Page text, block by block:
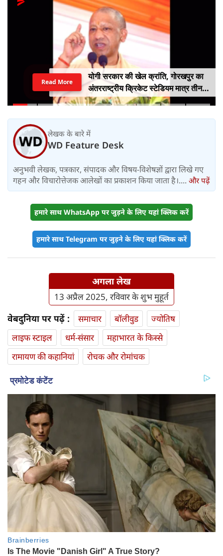
योगी सरकार की खेल क्रांति, गोरखपुर का
अंतरराष्ट्रीय क्रिकेट स्टेडियम मात्र तीन
महीने में लगभग 20% तैयार
Read More
लेखक के बारे में
WD Feature Desk
अनुभवी लेखक, पत्रकार, संपादक और विषय-विशेषज्ञों द्वारा लिखे गए
गहन और विचारोत्तेजक आलेखों का प्रकाशन किया जाता है।.... और पढ़ें
हमारे साथ WhatsApp पर जुड़ने के लिए यहां क्लिक करें
हमारे साथ Telegram पर जुड़ने के लिए यहां क्लिक करें
अगला लेख
13 अप्रैल 2025, रविवार के शुभ मुहूर्त
वेबदुनिया पर पढ़ें : समाचार बॉलीवुड
ज्योतिष
लाइफ स्‍टाइल
धर्म-संसार
महाभारत के किस्से
रामायण की कहानियां
रोचक और रोमांचक